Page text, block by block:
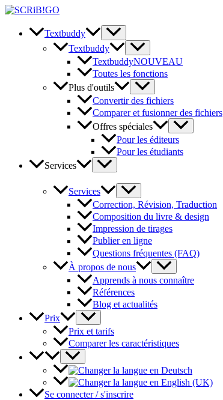
Skip
content
Textbuddy
Textbuddy
TextbuddyNOUVEAU
Toutes les fonctions
Plus d'outils
Convertir des fichiers
Comparer et fusionner des fichiers
Offres spéciales
Pour les éditeurs
Pour les étudiants
Services
Services
Correction, Révision, Traduction
Composition du livre & design
Impression de tirages
Publier en ligne
Questions fréquentes (FAQ)
À propos de nous
Apprends à nous connaître
Références
Blog et actualités
Prix
Prix et tarifs
Comparer les caractéristiques
Se connecter / s'inscrire